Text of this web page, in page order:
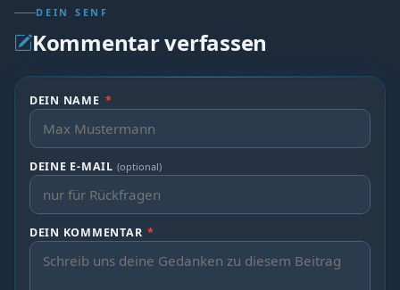
DEIN SENF
Kommentar verfassen
DEIN NAME *
DEINE E-MAIL (optional)
DEIN KOMMENTAR *